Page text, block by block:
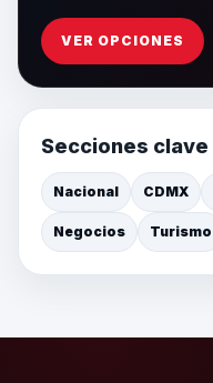
VER OPCIONES
Secciones clave
Nacional CDMX
Negocios Turismo